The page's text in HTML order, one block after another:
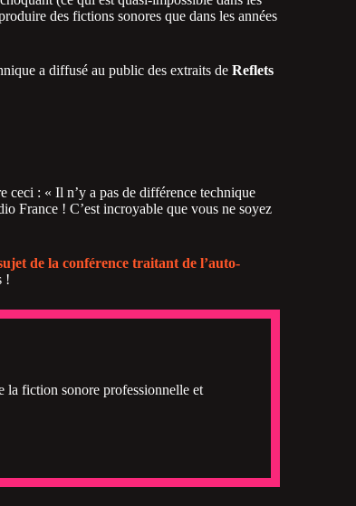
des fictions sonores que dans les années
a diffusé au public des extraits de Reflets
ceci : « Il n’y a pas de différence technique
France ! C’est incroyable que vous ne soyez
de la conférence traitant de l’auto-
!
la fiction sonore professionnelle et